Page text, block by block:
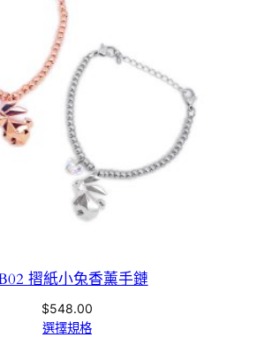
摺紙小兔香薰手鏈
$548.00
選擇規格